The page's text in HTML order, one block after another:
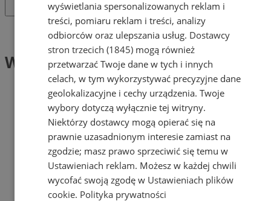
Tag: WTT Youth Contender
WTT Youth Contender (1)
wyświetlania spersonalizowanych reklam i
treści, pomiaru reklam i treści, analizy
odbiorców oraz ulepszania usług. Dostawcy
stron trzecich (1845) mogą również
przetwarzać Twoje dane w tych i innych
celach, w tym wykorzystywać precyzyjne dane
geolokalizacyjne i cechy urządzenia. Twoje
wybory dotyczą wyłącznie tej witryny.
Niektórzy dostawcy mogą opierać się na
prawnie uzasadnionym interesie zamiast na
zgodzie; masz prawo sprzeciwić się temu w
Ustawieniach reklam. Możesz w każdej chwili
wycofać swoją zgodę w Ustawieniach plików
cookie. Polityka prywatności